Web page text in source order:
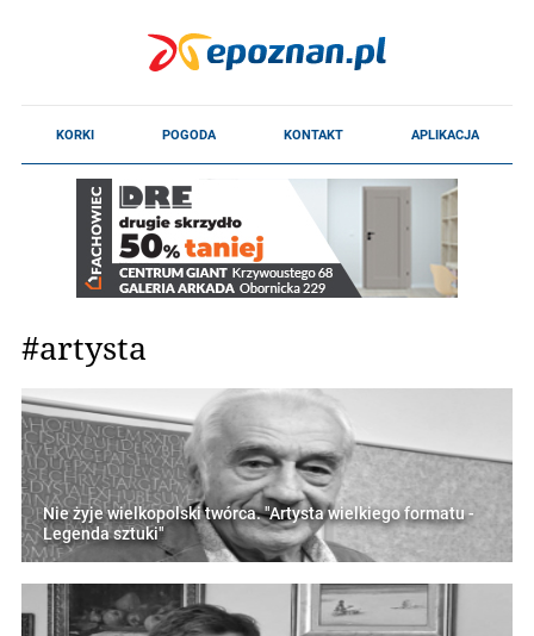
#artysta
Nie żyje wielkopolski twórca. "Artysta wielkiego formatu -
Legenda sztuki"